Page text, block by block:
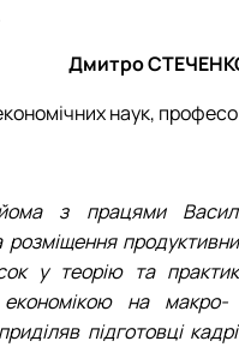
Дмитро
наук,
з працями
розміщення
у теорію та
економікою на макро-
підготовці